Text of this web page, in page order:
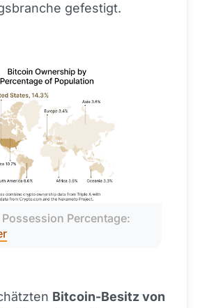
gefestigt.
Possession Percentage:
Bitcoin-Besitz von